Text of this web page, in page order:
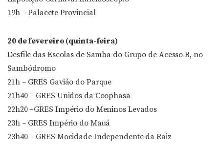
19h – Palacete Provincial
20 de fevereiro (quinta-feira)
Desfile das Escolas de Samba do Grupo de Acesso B, no
Sambódromo
21h – GRES Gavião do Parque
21h40 – GRES Unidos da Coophasa
22h20 –GRES Império do Meninos Levados
23h – GRES Império do Mauá
23h40 – GRES Mocidade Independente da Raiz